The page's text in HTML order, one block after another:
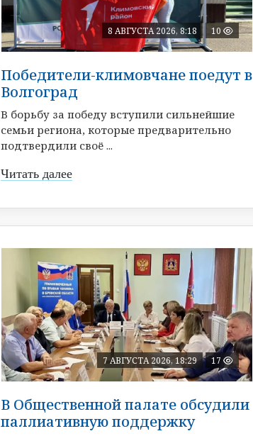
8 АВГУСТА 2026, 8:18 10
Победители-климовчане поедут в
Волгоград
В борьбу за победу вступили сильнейшие
семьи региона, которые предварительно
подтвердили своё ...
Читать далее
7 АВГУСТА 2026, 18:29 17
В Общественной палате обсудили
паллиативную поддержку